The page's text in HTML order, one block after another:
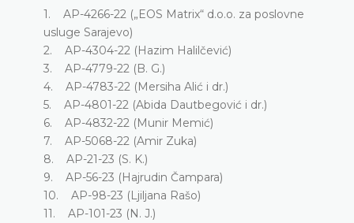
1. AP-4266-22 („EOS Matrix“ d.o.o. za poslovne
usluge Sarajevo)
2. AP-4304-22 (Hazim Halilčević)
3. AP-4779-22 (B. G.)
4. AP-4783-22 (Mersiha Alić i dr.)
5. AP-4801-22 (Abida Dautbegović i dr.)
6. AP-4832-22 (Munir Memić)
7. AP-5068-22 (Amir Zuka)
8. AP-21-23 (S. K.)
9. AP-56-23 (Hajrudin Čampara)
10. AP-98-23 (Ljiljana Rašo)
11. AP-101-23 (N. J.)